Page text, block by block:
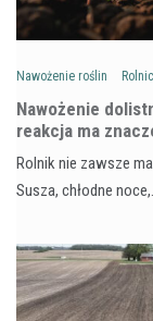
Nawożenie roślin
Nawożenie
reakcja ma
Rolnik nie zawsze
Susza, chłodne